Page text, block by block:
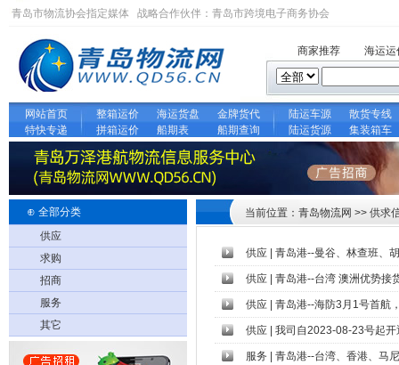
青岛市物流协会指定媒体 战略合作伙伴： 青岛市跨境电子商务协会
商家推荐 海运运
网站首页 整箱运价 海运货盘 金牌货代 陆运车源
散货专线
特快专递
拼箱运价 船期表 船期查询 陆运货源 集装箱车
⊕ 全部分类
供应
求购
招商
服务
其它
当前位置：青岛物流网 >> 供求
供应 青岛港--曼谷、林查班、
供应 青岛港--台湾 澳洲优势接
供应 青岛港--海防3月1号首航
供应 我司自2023-08-23号起开
服务 青岛港--台湾、香港、马